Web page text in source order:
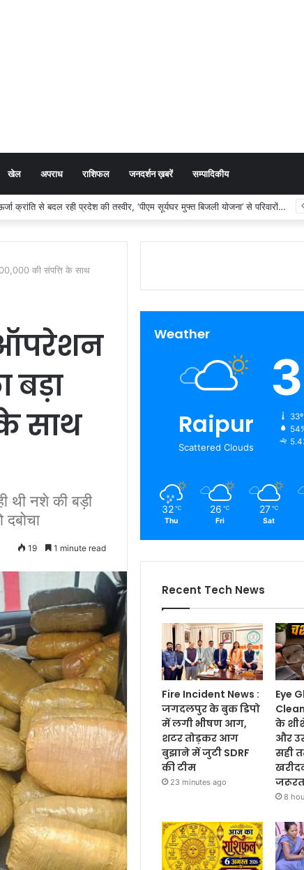
खेल अपराध राशिफल जनदर्शन ख़बरें सम्पादिकीय
तोड़कर आग बुझाने में जुटी SDRF की टीम
की संपत्ति के साथ
बड़ा
साथ
थी नशे की बड़ी
19 1 minute read
Weather
Raipur
Scattered Clouds
32 ℃
Thu
26 ℃
Fri
27 ℃
Sat
Recent Tech News
Fire Incident News :
जगदलपुर के बुक डिपो
में लगी भीषण आग,
शटर तोड़कर आग
बुझाने में जुटी SDRF
की टीम
23 minutes ago
Eye
के
और
सही
जरूरत
8